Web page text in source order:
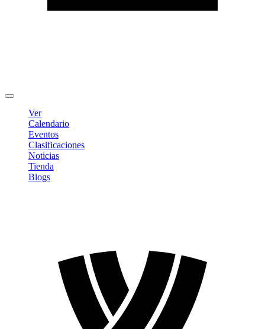
Ver
Calendario
Eventos
Clasificaciones
Noticias
Tienda
Blogs